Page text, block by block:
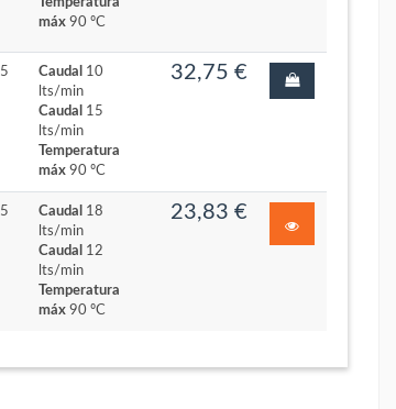
Temperatura
máx 90 ºC
Caudal
10
lts/min
Caudal
15
lts/min
Temperatura
máx 90 ºC
32,75 €
Caudal
18
lts/min
Caudal
12
lts/min
Temperatura
máx 90 ºC
23,83 €